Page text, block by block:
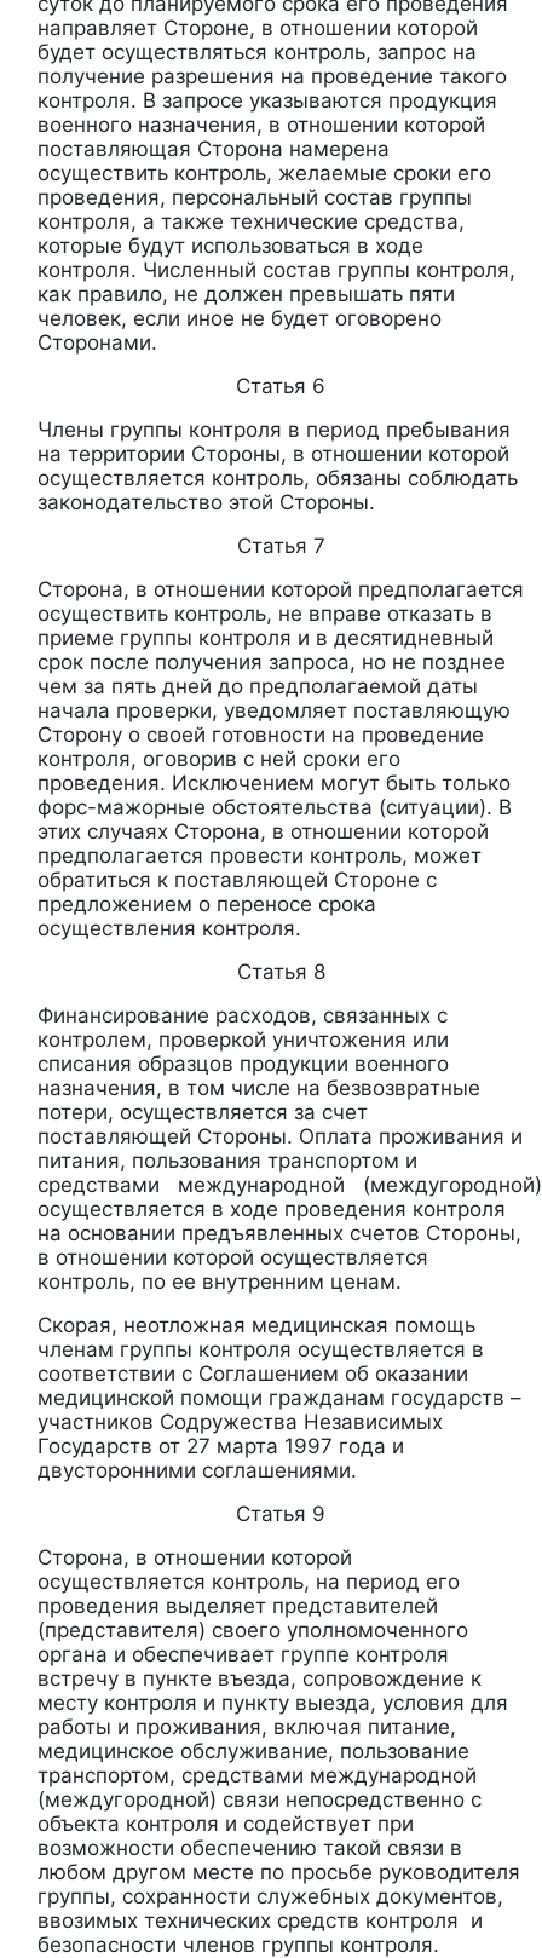
направляет Стороне, в отношении которой
будет осуществляться контроль, запрос на
получение разрешения на проведение такого
контроля. В запросе указываются продукция
военного назначения, в отношении которой
поставляющая Сторона намерена
осуществить контроль, желаемые сроки его
проведения, персональный состав группы
контроля, а также технические средства,
которые будут использоваться в ходе
контроля. Численный состав группы контроля,
как правило, не должен превышать пяти
человек, если иное не будет оговорено
Сторонами.
Статья 6
Члены группы контроля в период пребывания
на территории Стороны, в отношении которой
осуществляется контроль, обязаны соблюдать
законодательство этой Стороны.
Статья 7
Сторона, в отношении которой предполагается
осуществить контроль, не вправе отказать в
приеме группы контроля и в десятидневный
срок после получения запроса, но не позднее
чем за пять дней до предполагаемой даты
начала проверки, уведомляет поставляющую
Сторону о своей готовности на проведение
контроля, оговорив с ней сроки его
проведения. Исключением могут быть только
форс-мажорные обстоятельства (ситуации). В
этих случаях Сторона, в отношении которой
предполагается провести контроль, может
обратиться к поставляющей Стороне с
предложением о переносе срока
осуществления контроля.
Статья 8
Финансирование расходов, связанных с
контролем, проверкой уничтожения или
списания образцов продукции военного
назначения, в том числе на безвозвратные
потери, осуществляется за счет
поставляющей Стороны. Оплата проживания и
питания, пользования транспортом и
средствами международной
осуществляется в ходе проведения контроля
на основании предъявленных счетов Стороны,
в отношении которой осуществляется
контроль, по ее внутренним ценам.
Скорая, неотложная медицинская помощь
членам группы контроля осуществляется в
соответствии с Соглашением об оказании
медицинской помощи гражданам государств –
участников Содружества Независимых
Государств от 27 марта 1997 года и
двусторонними соглашениями.
Статья 9
Сторона, в отношении которой
осуществляется контроль, на период его
проведения выделяет представителей
(представителя) своего уполномоченного
органа и обеспечивает группе контроля
встречу в пункте въезда, сопровождение к
месту контроля и пункту выезда, условия для
работы и проживания, включая питание,
медицинское обслуживание, пользование
транспортом, средствами международной
(междугородной) связи непосредственно с
объекта контроля и содействует при
возможности обеспечению такой связи в
любом другом месте по просьбе руководителя
группы, сохранности служебных документов,
ввозимых технических средств контроля и
безопасности членов группы контроля.